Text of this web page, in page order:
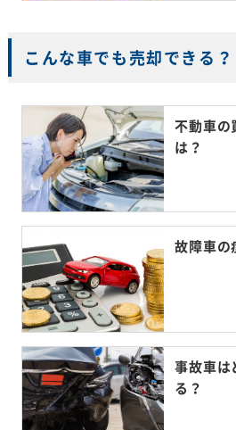
こんな車でも売却できる？
不動車の
は？
故障車の
事故車は
る？